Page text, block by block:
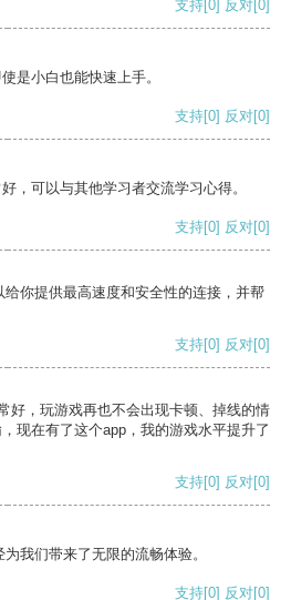
支持[0] 反对[0]
是小白也能快速上手。
支持[0] 反对[0]
，可以与其他学习者交流学习心得。
支持[0] 反对[0]
你提供最高速度和安全性的连接，并帮
支持[0] 反对[0]
好，玩游戏再也不会出现卡顿、掉线的情
现在有了这个app，我的游戏水平提升了
支持[0] 反对[0]
我们带来了无限的流畅体验。
支持[0] 反对[0]